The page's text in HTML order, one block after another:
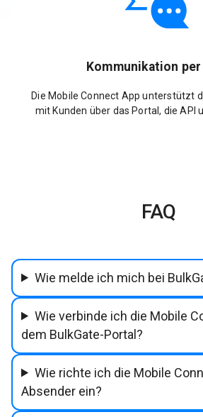
Kommunikation per
Die Mobile Connect App unterstützt
mit Kunden über das Portal, die API
FAQ
Wie melde ich mich bei
Wie verbinde ich die Mobile
dem BulkGate-Portal?
Wie richte ich die Mobile
Absender ein?